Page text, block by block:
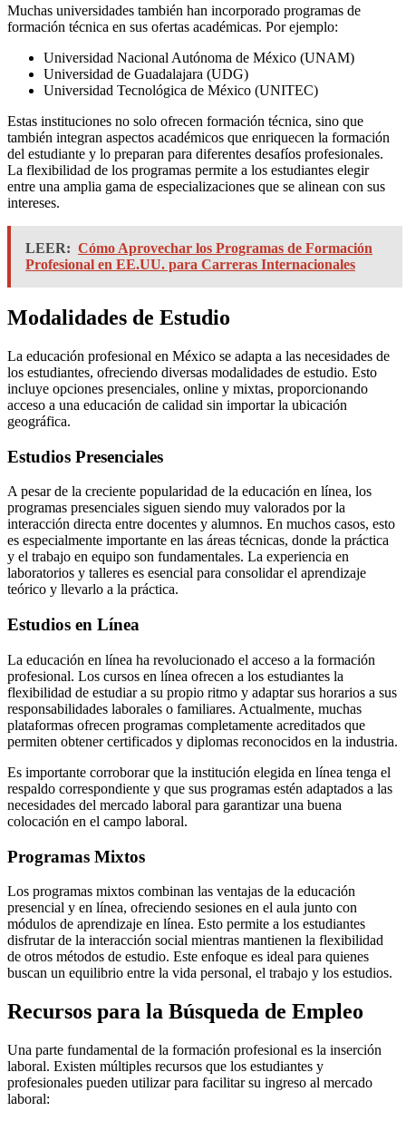
Muchas universidades también han incorporado programas de
formación técnica en sus ofertas académicas. Por ejemplo:
Universidad Nacional Autónoma de México (UNAM)
Universidad de Guadalajara (UDG)
Universidad Tecnológica de México (UNITEC)
Estas instituciones no solo ofrecen formación técnica, sino que
también integran aspectos académicos que enriquecen la formación
del estudiante y lo preparan para diferentes desafíos profesionales.
La flexibilidad de los programas permite a los estudiantes elegir
entre una amplia gama de especializaciones que se alinean con sus
intereses.
LEER: Cómo Aprovechar los Programas de Formación
Profesional en EE.UU. para Carreras Internacionales
Modalidades de Estudio
La educación profesional en México se adapta a las necesidades de
los estudiantes, ofreciendo diversas modalidades de estudio. Esto
incluye opciones presenciales, online y mixtas, proporcionando
acceso a una educación de calidad sin importar la ubicación
geográfica.
Estudios Presenciales
A pesar de la creciente popularidad de la educación en línea, los
programas presenciales siguen siendo muy valorados por la
interacción directa entre docentes y alumnos. En muchos casos, esto
es especialmente importante en las áreas técnicas, donde la práctica
y el trabajo en equipo son fundamentales. La experiencia en
laboratorios y talleres es esencial para consolidar el aprendizaje
teórico y llevarlo a la práctica.
Estudios en Línea
La educación en línea ha revolucionado el acceso a la formación
profesional. Los cursos en línea ofrecen a los estudiantes la
flexibilidad de estudiar a su propio ritmo y adaptar sus horarios a sus
responsabilidades laborales o familiares. Actualmente, muchas
plataformas ofrecen programas completamente acreditados que
permiten obtener certificados y diplomas reconocidos en la industria.
Es importante corroborar que la institución elegida en línea tenga el
respaldo correspondiente y que sus programas estén adaptados a las
necesidades del mercado laboral para garantizar una buena
colocación en el campo laboral.
Programas Mixtos
Los programas mixtos combinan las ventajas de la educación
presencial y en línea, ofreciendo sesiones en el aula junto con
módulos de aprendizaje en línea. Esto permite a los estudiantes
disfrutar de la interacción social mientras mantienen la flexibilidad
de otros métodos de estudio. Este enfoque es ideal para quienes
buscan un equilibrio entre la vida personal, el trabajo y los estudios.
Recursos para la Búsqueda de Empleo
Una parte fundamental de la formación profesional es la inserción
laboral. Existen múltiples recursos que los estudiantes y
profesionales pueden utilizar para facilitar su ingreso al mercado
laboral: